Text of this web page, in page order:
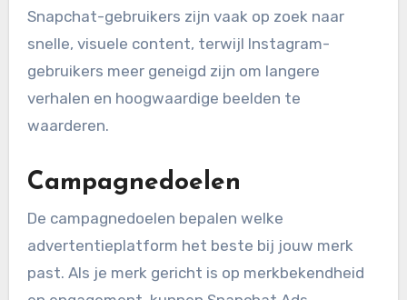
Snapchat-gebruikers zijn vaak op zoek naar
snelle, visuele content, terwijl Instagram-
gebruikers meer geneigd zijn om langere
verhalen en hoogwaardige beelden te
waarderen.
Campagnedoelen
De campagnedoelen bepalen welke
advertentieplatform het beste bij jouw merk
past. Als je merk gericht is op merkbekendheid